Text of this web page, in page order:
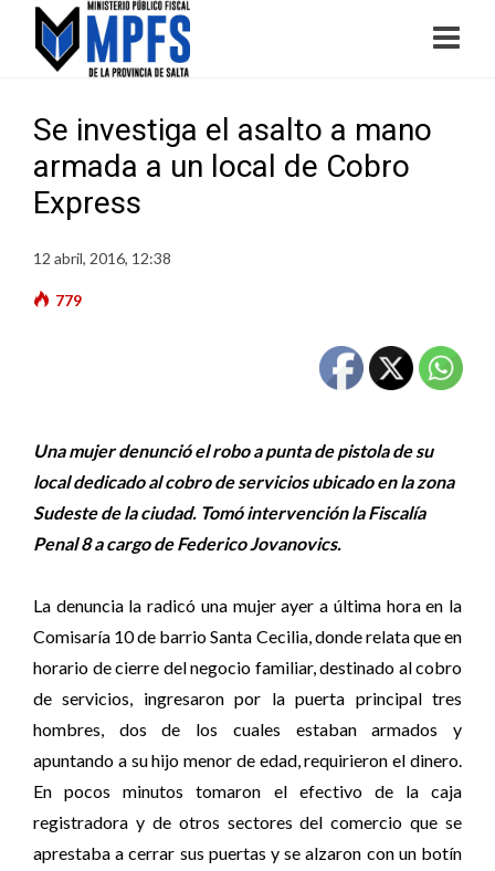
Se investiga el asalto a mano
armada a un local de Cobro
Express
12 abril, 2016, 12:38
779
Una mujer denunció el robo a punta de pistola de su
local dedicado al cobro de servicios ubicado en la zona
Sudeste de la ciudad. Tomó intervención la Fiscalía
Penal 8 a cargo de Federico Jovanovics.
La denuncia la radicó una mujer ayer a última hora en la
Comisaría 10 de barrio Santa Cecilia, donde relata que en
horario de cierre del negocio familiar, destinado al cobro
de servicios, ingresaron por la puerta principal tres
hombres, dos de los cuales estaban armados y
apuntando a su hijo menor de edad, requirieron el dinero.
En pocos minutos tomaron el efectivo de la caja
registradora y de otros sectores del comercio que se
aprestaba a cerrar sus puertas y se alzaron con un botín